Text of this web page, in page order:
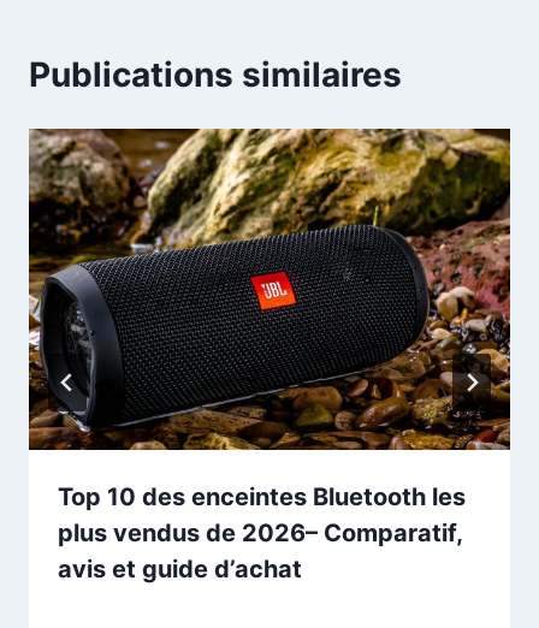
Publications similaires
Top 10 des enceintes Bluetooth les
plus vendus de 2026– Comparatif,
avis et guide d’achat